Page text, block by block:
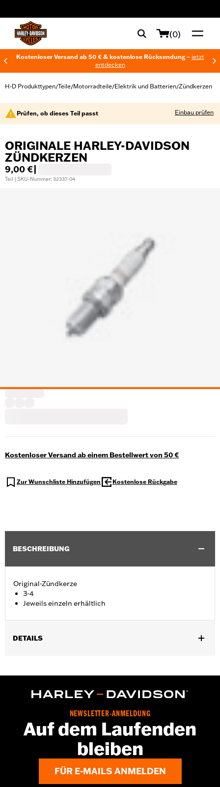
(0)
Kostenloser Versand ab 50 € & kostenlose Rücksendung – jetzt
entdecken
H-D Produkttypen/Teile/Motorradteile/Elektrik und Batterien/Zündkerzen
Prüfen, ob dieses Teil passt Einbau prüfen
ORIGINALE HARLEY-DAVIDSON
ZÜNDKERZEN
9,00 €
Teil | SKU-Nummer: 32337-04
Kostenloser Versand ab einem Bestellwert von 50 €
Zur Wunschliste Hinzufügen Kostenlose Rückgabe
BESCHREIBUNG
Original-Zündkerze
3-4
Jeweils einzeln erhältlich
DETAILS
NEWSLETTER-ANMELDUNG
Auf dem Laufenden
bleiben
FÜR E-MAILS ANMELDEN